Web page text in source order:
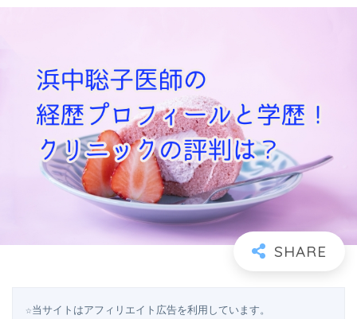
☆当サイトはアフィリエイト広告を利用しています。